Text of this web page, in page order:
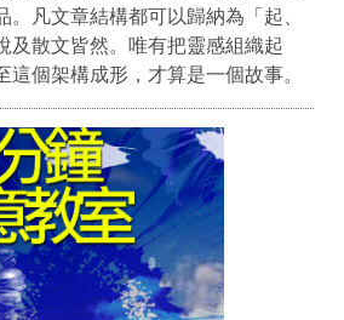
。凡文章結構都可以歸納為「起、
及散文皆然。唯有把靈感組織起
這個架構成形，才算是一個故事。